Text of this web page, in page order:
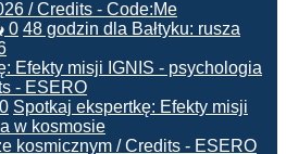
0 48 godzin dla Bałtyku: rusza
0 Spotkaj ekspertkę: Efekty misji
w kosmosie